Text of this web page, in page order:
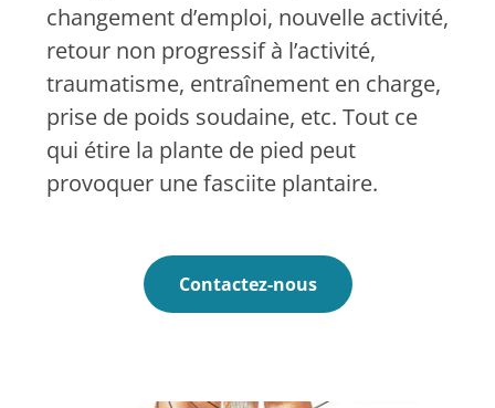
changement d’emploi, nouvelle activité,
retour non progressif à l’activité,
traumatisme, entraînement en charge,
prise de poids soudaine, etc. Tout ce
qui étire la plante de pied peut
provoquer une fasciite plantaire.
Contactez-nous